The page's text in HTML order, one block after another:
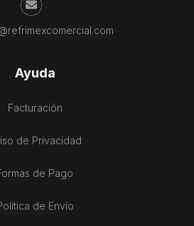
Ayuda
Facturación
de Privacidad
de Pago
de Envío